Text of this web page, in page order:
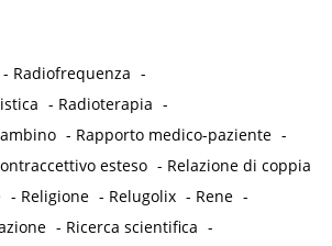
- Radiofrequenza -
- Radioterapia -
- Rapporto medico-paziente -
esteso - Relazione di coppia
- Religione - Relugolix - Rene -
- Ricerca scientifica -